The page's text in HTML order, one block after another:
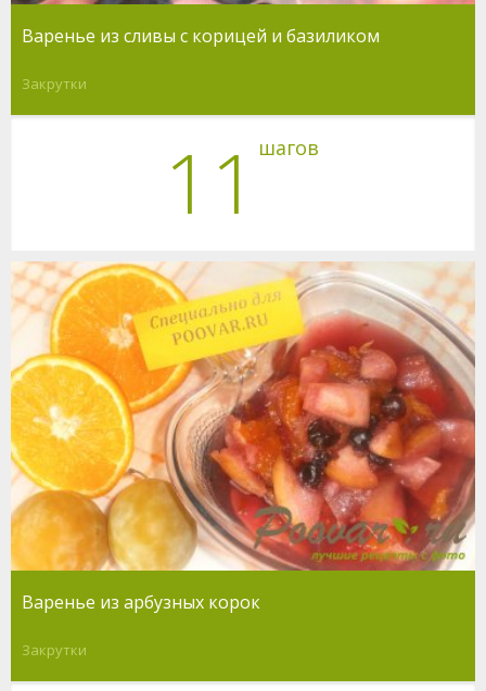
Варенье из сливы с корицей и базиликом
Закрутки
11 шагов
Варенье из арбузных корок
Закрутки